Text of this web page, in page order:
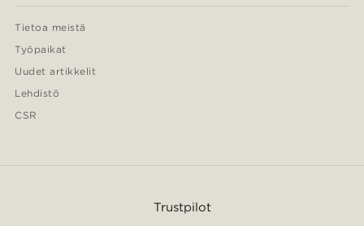
Tietoa meistä
Työpaikat
Uudet artikkelit
Lehdistö
CSR
Trustpilot